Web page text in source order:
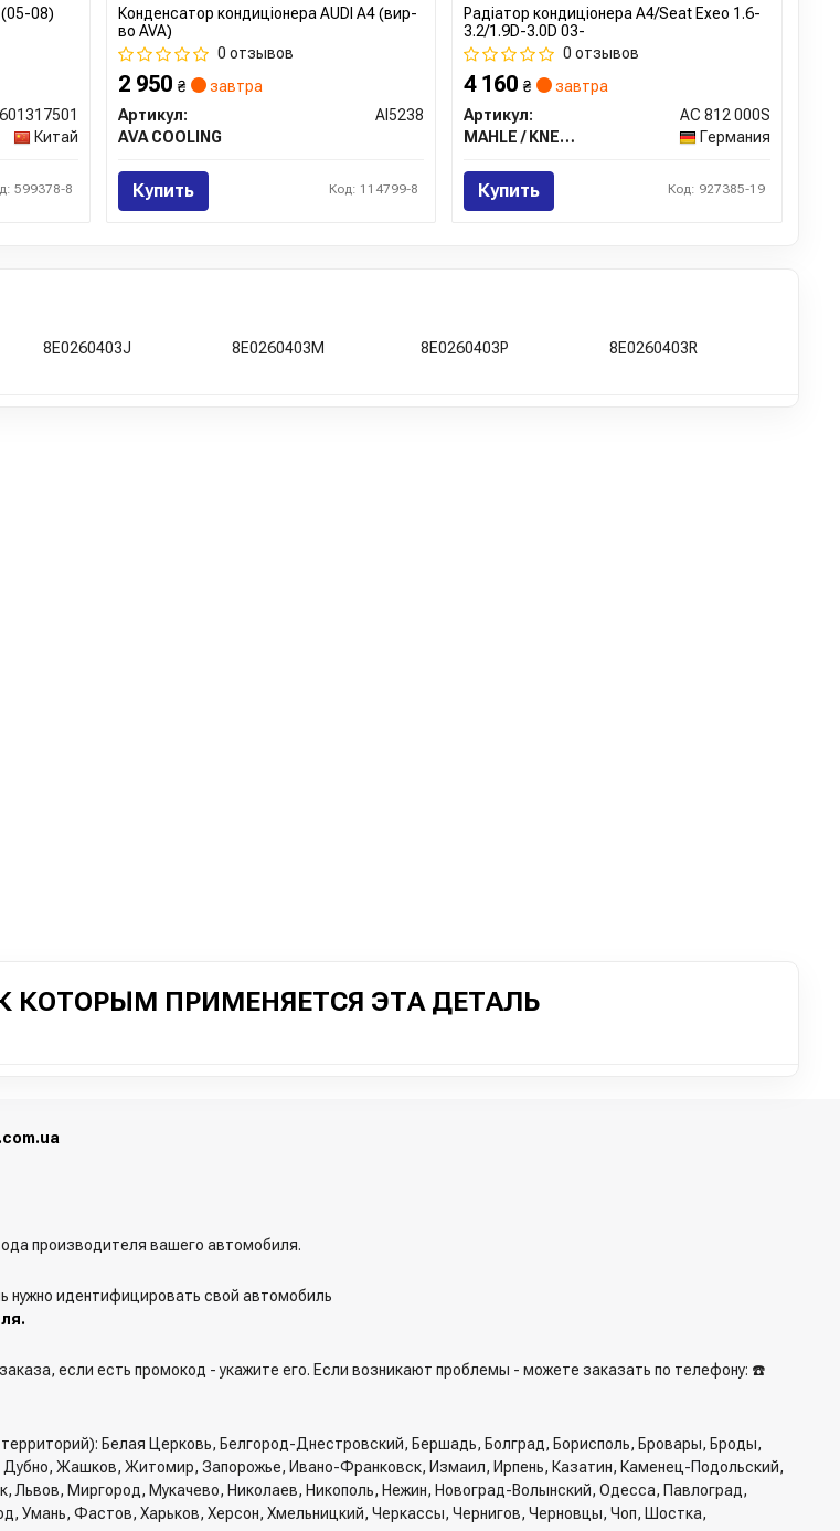
(05-08)
Китай
599378-8
Конденсатор кондиціонера AUDI A4 (вир-
во AVA)
0 отзывов
2 950 ₴
завтра
Артикул:
AI5238
AVA COOLING
Купить Код: 114799-8
Радіатор кондиціонера A4/Seat Exeo 1.6-
3.2/1.9D-3.0D 03-
0 отзывов
4 160₴
завтра
Артикул:
AC 812 000S
MAHLE / KNECHT
Германия
Купить Код: 927385-19
8E0260403J 8E0260403M 8E0260403P
8E0260403R
КОТОРЫМ ПРИМЕНЯЕТСЯ ЭТА ДЕТАЛЬ
производителя вашего автомобиля.
нужно идентифицировать свой автомобиль
если есть промокод - укажите его. Если возникают проблемы - можете заказать по телефону: ☎️
Белая Церковь, Белгород-Днестровский, Бершадь, Болград, Борисполь, Бровары, Броды,
Жашков, Житомир, Запорожье, Ивано-Франковск, Измаил, Ирпень, Казатин, Каменец-Подольский,
Львов, Миргород, Мукачево, Николаев, Никополь, Нежин, Новоград-Волынский, Одесса, Павлоград,
Умань, Фастов, Харьков, Херсон, Хмельницкий, Черкассы, Чернигов, Черновцы, Чоп, Шостка,